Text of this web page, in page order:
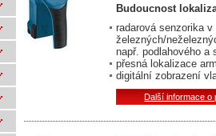
Budoucnost
radarová senzorika
železných/
např. podlahového a
přesná lokalizace
digitální zobrazení
Další informace o